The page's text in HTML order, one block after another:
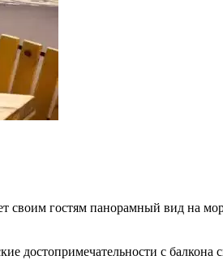
своим гостям панорамный вид
с балкона